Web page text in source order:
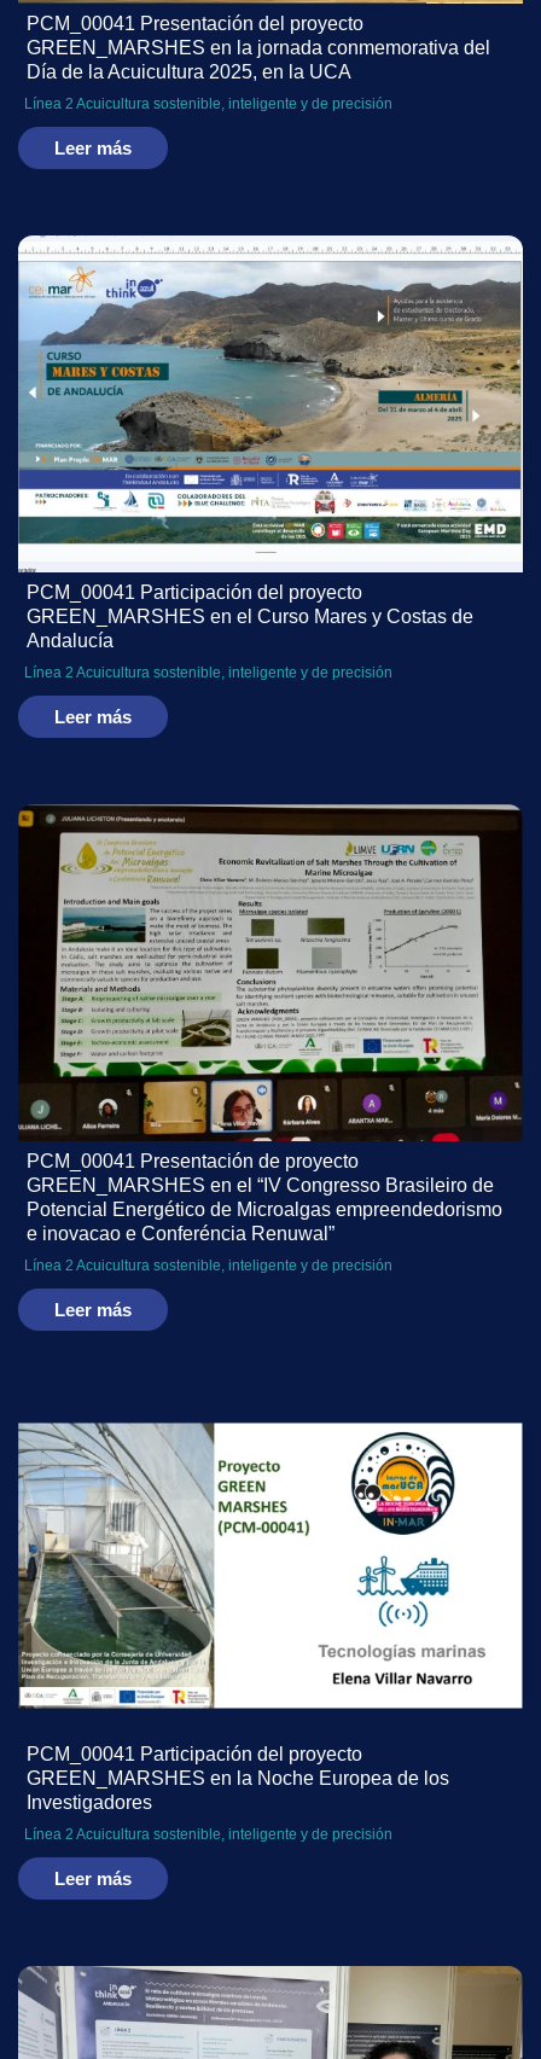
PCM_00041 Presentación del proyecto
GREEN_MARSHES en la jornada conmemorativa del
Día de la Acuicultura 2025, en la UCA
Línea 2 Acuicultura sostenible, inteligente y de precisión
Leer más
PCM_00041 Participación del proyecto
GREEN_MARSHES en el Curso Mares y Costas de
Andalucía
Línea 2 Acuicultura sostenible, inteligente y de precisión
Leer más
PCM_00041 Presentación de proyecto
GREEN_MARSHES en el “IV Congresso Brasileiro de
Potencial Energético de Microalgas empreendedorismo
e inovacao e Conferéncia Renuwal”
Línea 2 Acuicultura sostenible, inteligente y de precisión
Leer más
PCM_00041 Participación del proyecto
GREEN_MARSHES en la Noche Europea de los
Investigadores
Línea 2 Acuicultura sostenible, inteligente y de precisión
Leer más